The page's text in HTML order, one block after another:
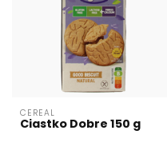
CEREAL
Ciastko Dobre 150 g